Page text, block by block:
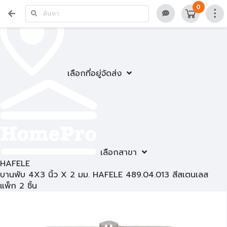
เลือกที่อยู่จัดส่ง
เลือกสาขา
0
HAFELE
บานพับ 4X3 นิ้ว X 2 มม. HAFELE 489.04.013 สีสเตนเลส
แพ็ก 2 ชิ้น